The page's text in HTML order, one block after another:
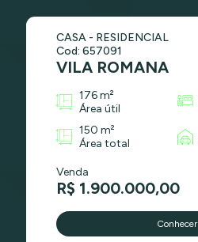
CASA - RESIDENCIAL
Cod: 657091
VILA ROMANA
176 m²
Área útil
150 m²
Área total
Venda
R$ 1.900.000,00
Conhecer